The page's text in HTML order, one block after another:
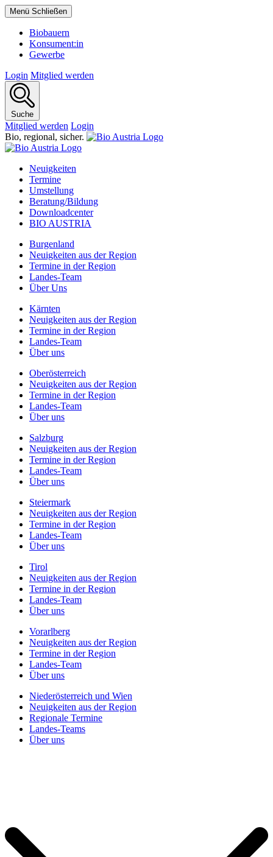
Menü Schließen
Biobauern
Konsument:in
Gewerbe
Login Mitglied werden
Suche
Mitglied werden Login
Bio, regional, sicher.
Neuigkeiten
Termine
Umstellung
Beratung/Bildung
Downloadcenter
BIO AUSTRIA
Burgenland
Neuigkeiten aus der Region
Termine in der Region
Landes-Team
Über Uns
Kärnten
Neuigkeiten aus der Region
Termine in der Region
Landes-Team
Über uns
Oberösterreich
Neuigkeiten aus der Region
Termine in der Region
Landes-Team
Über uns
Salzburg
Neuigkeiten aus der Region
Termine in der Region
Landes-Team
Über uns
Steiermark
Neuigkeiten aus der Region
Termine in der Region
Landes-Team
Über uns
Tirol
Neuigkeiten aus der Region
Termine in der Region
Landes-Team
Über uns
Vorarlberg
Neuigkeiten aus der Region
Termine in der Region
Landes-Team
Über uns
Niederösterreich und Wien
Neuigkeiten aus der Region
Regionale Termine
Landes-Teams
Über uns